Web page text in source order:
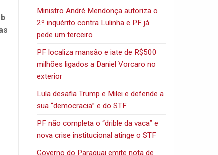
Ministro André Mendonça autoriza o
2º inquérito contra Lulinha e PF já
pede um terceiro
PF localiza mansão e iate de R$500
milhões ligados a Daniel Vorcaro no
exterior
Lula desafia Trump e Milei e defende a
sua “democracia” e do STF
PF não completa o “drible da vaca” e
nova crise institucional atinge o STF
Governo do Paraguai emite nota de